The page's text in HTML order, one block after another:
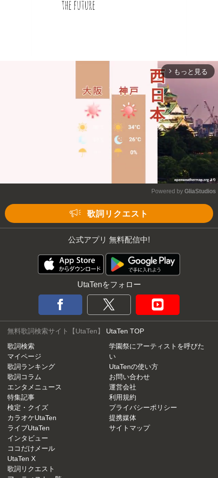
arrow_forward_ios もっと見る
Powered by GliaStudios
歌詞リクエスト
公式アプリ 無料配信中!
UtaTenをフォロー
無料歌詞検索サイト【UtaTen】 UtaTen TOP
歌詞検索
マイページ
歌詞ランキング
歌詞コラム
エンタメニュース
特集記事
検定・クイズ
カラオケUtaTen
ライブUtaTen
インタビュー
ココだけメール
UtaTen X
歌詞リクエスト
学園祭にアーティストを呼びた
い
UtaTenの使い方
お問い合わせ
運営会社
利用規約
プライバシーポリシー
提携媒体
サイトマップ